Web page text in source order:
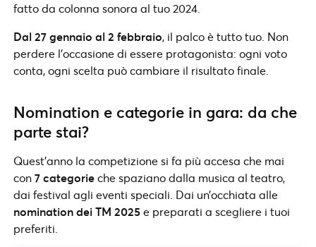
fatto da colonna sonora al tuo 2024.
Dal 27 gennaio al 2 febbraio, il palco è tutto tuo. Non
perdere l’occasione di essere protagonista: ogni voto
conta, ogni scelta può cambiare il risultato finale.
Nomination e categorie in gara: da che
parte stai?
Quest’anno la competizione si fa più accesa che mai
con7 categorieche spaziano dalla musica al teatro,
dai festival agli eventi speciali. Dai un’occhiata alle
nomination dei TM 2025e preparati a scegliere i tuoi
preferiti.